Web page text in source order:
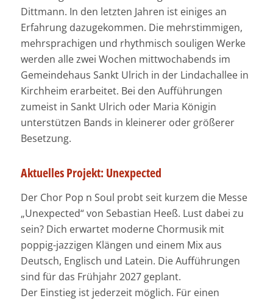
Dittmann. In den letzten Jahren ist einiges an
Erfahrung dazugekommen. Die mehrstimmigen,
mehrsprachigen und rhythmisch souligen Werke
werden alle zwei Wochen mittwochabends im
Gemeindehaus Sankt Ulrich in der Lindachallee in
Kirchheim erarbeitet. Bei den Aufführungen
zumeist in Sankt Ulrich oder Maria Königin
unterstützen Bands in kleinerer oder größerer
Besetzung.
Aktuelles Projekt: Unexpected
Der Chor Pop n Soul probt seit kurzem die Messe
„Unexpected“ von Sebastian Heeß. Lust dabei zu
sein? Dich erwartet moderne Chormusik mit
poppig-jazzigen Klängen und einem Mix aus
Deutsch, Englisch und Latein. Die Aufführungen
sind für das Frühjahr 2027 geplant.
Der Einstieg ist jederzeit möglich. Für einen